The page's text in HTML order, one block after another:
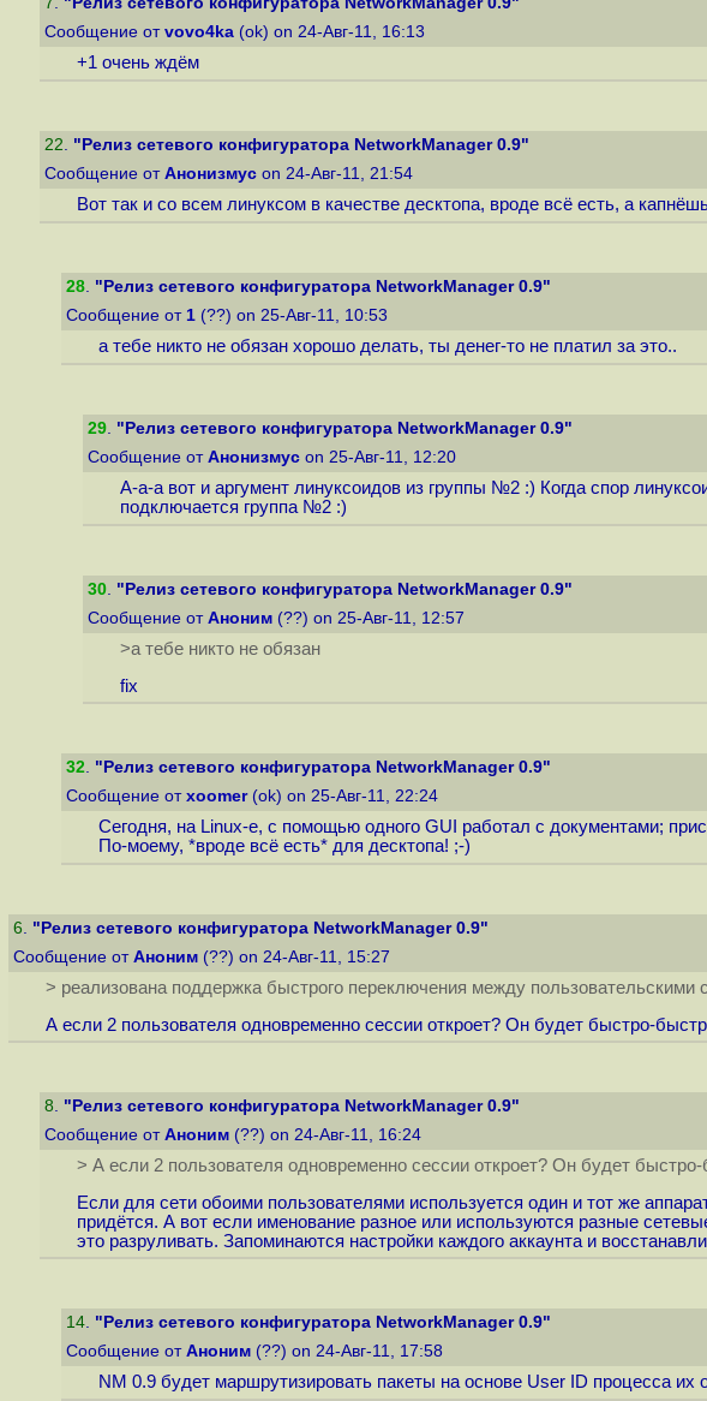
Сообщение от vovo4ka (ok) on 24-Авг-11, 16:13
+1 очень ждём
22. "Релиз сетевого конфигуратора NetworkManager 0.9"
Сообщение от Анонизмус on 24-Авг-11, 21:54
Вот так и со всем линуксом в качестве десктопа, вроде всё есть, а
28. "Релиз сетевого конфигуратора NetworkManager 0.9"
Сообщение от 1 (??) on 25-Авг-11, 10:53
а тебе никто не обязан хорошо делать, ты денег-то не платил за это..
29. "Релиз сетевого конфигуратора NetworkManager 0.9"
Сообщение от Анонизмус on 25-Авг-11, 12:20
А-а-а вот и аргумент линуксоидов из группы №2 :) Когда спор
подключается группа №2 :)
30. "Релиз сетевого конфигуратора NetworkManager 0.9"
Сообщение от Аноним (??) on 25-Авг-11, 12:57
>а тебе никто не обязан
fix
32. "Релиз сетевого конфигуратора NetworkManager 0.9"
Сообщение от xoomer(ok) on 25-Авг-11, 22:24
Сегодня, на Linux-е, с помощью одного GUI работал с документами;
По-моему, *вроде всё есть* для десктопа! ;-)
6. "Релиз сетевого конфигуратора NetworkManager 0.9"
Сообщение от Аноним (??) on 24-Авг-11, 15:27
> реализована поддержка быстрого переключения между пользовательскими
А если 2 пользователя одновременно сессии откроет? Он будет быстро-
8. "Релиз сетевого конфигуратора NetworkManager 0.9"
Сообщение от Аноним (??) on 24-Авг-11, 16:24
> А если 2 пользователя одновременно сессии откроет? Он будет
Если для сети обоими пользователями используется один и тот же
придётся. А вот если именование разное или используются разные
это разруливать. Запоминаются настройки каждого аккаунта и
14. "Релиз сетевого конфигуратора NetworkManager 0.9"
Сообщение от Аноним (??) on 24-Авг-11, 17:58
NM 0.9 будет маршрутизировать пакеты на основе User ID процесса их